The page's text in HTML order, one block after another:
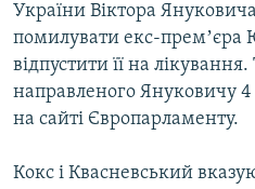
Усі сайти RFE/RL
України Віктора
помилувати екс-
відпустити її на
направленого Януковичу
на сайті Європарламенту.
Кокс і Квасневський